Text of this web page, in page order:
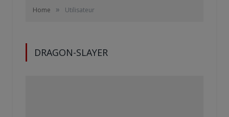
Home » Utilisateur
DRAGON-SLAYER